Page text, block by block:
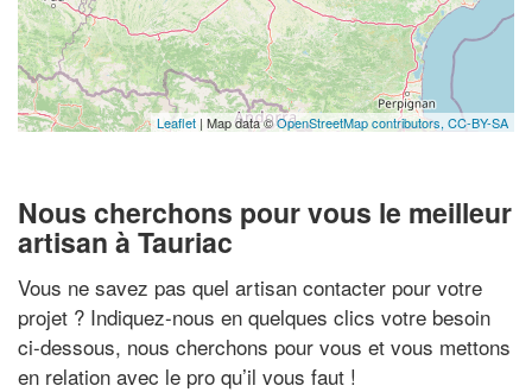
Leaflet | Map data ©OpenStreetMap contributors, CC-BY-SA
Nous cherchons pour vous le meilleur
artisan à Tauriac
Vous ne savez pas quel artisan contacter pour votre
projet ? Indiquez-nous en quelques clics votre besoin
ci-dessous, nous cherchons pour vous et vous mettons
en relation avec le pro qu’il vous faut !